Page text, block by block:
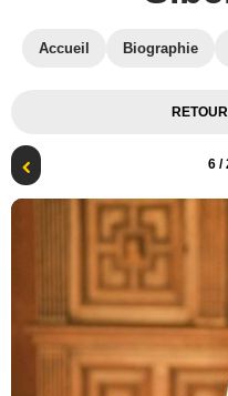
Accueil Biographie
6/